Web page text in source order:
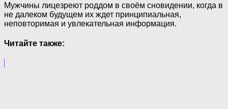
Мужчины лицезреют роддом в своём сновидении, когда в
не далеком будущем их ждет принципиальная,
неповторимая и увлекательная информация.
Читайте также: